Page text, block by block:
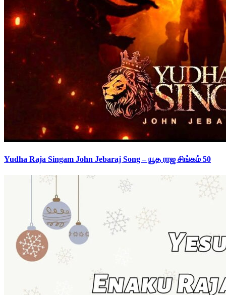
Yudha Raja Singam John Jebaraj Song – யூத ராஜ சிங்கம் 50